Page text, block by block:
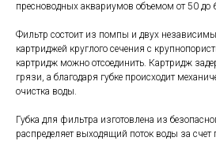
пресноводных аквариумов объемом от 50 до
Фильтр состоит из помпы и двух
картриджей круглого сечения с
картридж можно отсоединить. Картридж
грязи, а благодаря губке происходит
очистка воды.
Губка для фильтра изготовлена из
распределяет выходящий поток воды за счет